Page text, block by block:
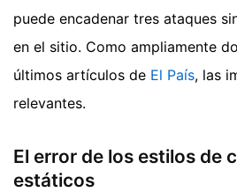
puede encadenar tres ataques
en el sitio. Como ampliamente
últimos artículos de El País, las
relevantes.
El error de los estilos de
estáticos